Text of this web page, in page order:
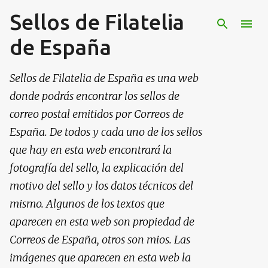
Ir al contenido principal
Sellos de Filatelia
de España
Sellos de Filatelia de España es una web
donde podrás encontrar los sellos de
correo postal emitidos por Correos de
España. De todos y cada uno de los sellos
que hay en esta web encontrará la
fotografía del sello, la explicación del
motivo del sello y los datos técnicos del
mismo. Algunos de los textos que
aparecen en esta web son propiedad de
Correos de España, otros son mios. Las
imágenes que aparecen en esta web la